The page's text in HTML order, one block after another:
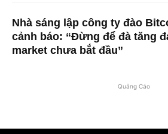
Nhà sáng lập công ty đào
cảnh báo: “Đừng để đà tăng
market chưa bắt đầu”
Quảng Cáo